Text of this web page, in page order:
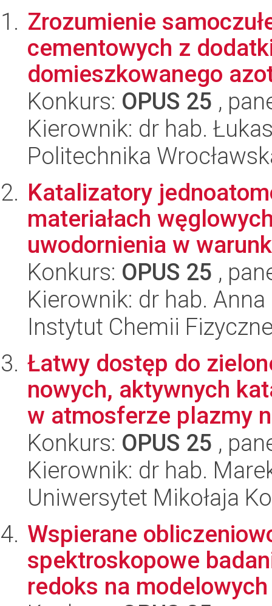
Zrozumienie
cementowych z
domieszkowanego
Konkurs: OPUS 25 ,
Kierownik: dr hab.
Politechnika
Katalizatory
materiałach
uwodornienia w
Konkurs: OPUS 25 ,
Kierownik: dr hab.
Instytut Chemii
Łatwy dostęp do
nowych, aktywnych
w atmosferze plazmy
Konkurs: OPUS 25 ,
Kierownik: dr hab.
Uniwersytet Mikołaja
Wspierane
spektroskopowe
redoks na